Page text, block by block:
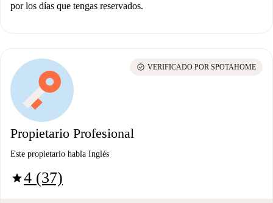
por los días que tengas reservados.
Propietario Profesional
Este propietario habla Inglés
star4 (37)
check_circle VERIFICADO POR SPOTAHOME